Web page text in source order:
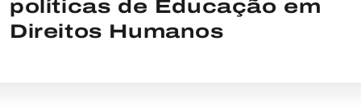
políticas de Educação em
Direitos Humanos